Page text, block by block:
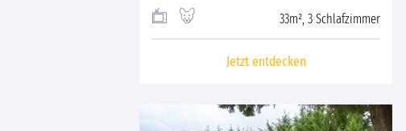
33m², 3 Schlafzimmer
Jetzt entdecken